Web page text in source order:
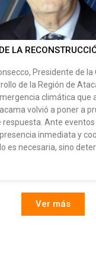
LA
Presidente de la
de la Región de
climática que
volvió a poner a
respuesta. Ante
inmediata y
es necesaria, sino
Ver más